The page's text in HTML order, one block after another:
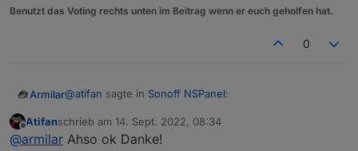
Benutzt das Voting rechts unten im Beitrag wenn er euch geholfen hat.
0
Armilar@atifan sagte in Sonoff NSPanel:
@armilar sagte in
Offline
Atifanschrieb am 14. Sept. 2022, 08:34
zuletzt editiert von
@armilar Ahso ok Danke!